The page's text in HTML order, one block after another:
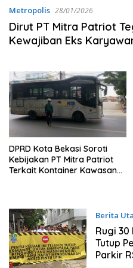
Metropolis 28/01/2026
Dirut PT Mitra Patriot
Kewajiban Eks
DPRD Kota Bekasi Soroti
Kebijakan PT Mitra Patriot
Terkait Kontainer Kawasan
Berita
Rugi 30
Tutup
Parkir